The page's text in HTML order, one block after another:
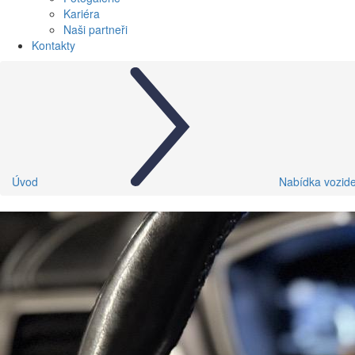
Kariéra
Naši partneři
Kontakty
Úvod Nabídka